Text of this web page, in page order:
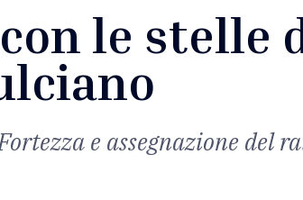
le stelle
e assegnazione del